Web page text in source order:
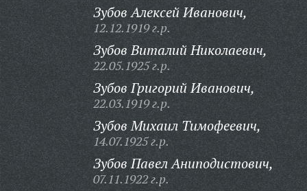
Зубов Алексей Иванович,
12.12.1919 г.р.
Зубов Виталий Николаевич,
22.05.1925 г.р.
Зубов Григорий Иванович,
22.03.1919 г.р.
Зубов Михаил Тимофеевич,
14.07.1925 г.р.
Зубов Павел Аниподистович,
07.11.1922 г.р.